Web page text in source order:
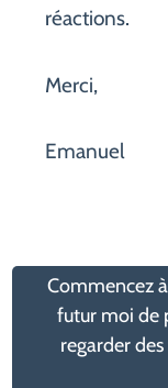
réactions.
Merci,
Emanuel
Commencez
futur moi de
regarder